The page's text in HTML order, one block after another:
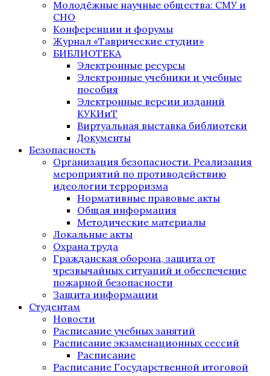
Молодёжные научные общества: СМУ и
СНО
Конференции и форумы
Журнал «Таврические студии»
БИБЛИОТЕКА
Электронные ресурсы
Электронные учебники и учебные
пособия
Электронные версии изданий
КУКИиТ
Виртуальная выставка библиотеки
Документы
Безопасность
Организация безопасности. Реализация
мероприятий по противодействию
идеологии терроризма
Нормативные правовые акты
Общая информация
Методические материалы
Локальные акты
Охрана труда
Гражданская оборона, защита от
чрезвычайных ситуаций и обеспечение
пожарной безопасности
Защита информации
Студентам
Новости
Расписание учебных занятий
Расписание экзаменационных сессий
Расписание
Расписание Государственной итоговой